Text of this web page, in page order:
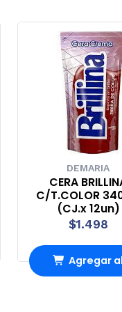
DEMARIA
CERA
C/T.COLOR
(CJ.x 12un)
$1.498
Agregar al